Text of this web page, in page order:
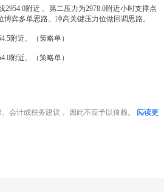
附近 。第二压力为2978.0附近小时支撑点
弈多单思路。冲高关键压力位做回调思路。
附近。（策略单）
附近。（策略单）
会计或税务建议， 因此不应予以倚赖。
阅读更